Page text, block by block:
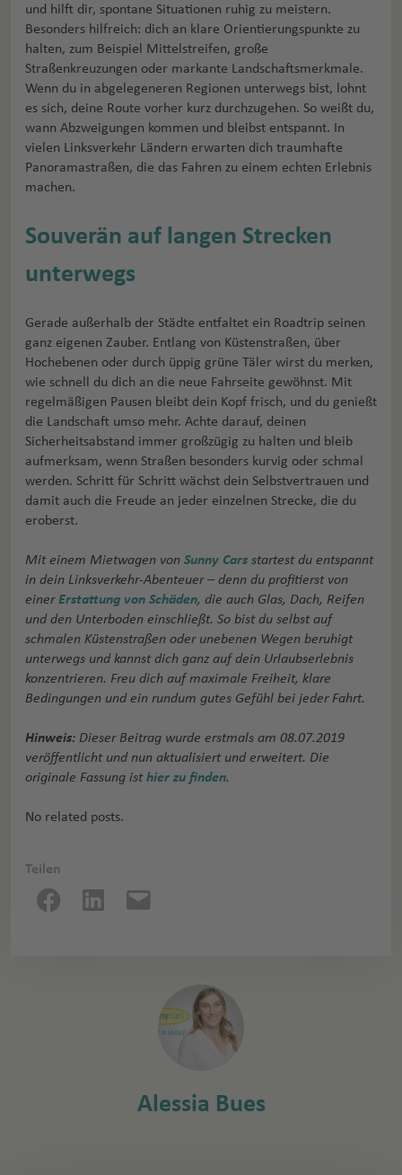
und hilft dir, spontane Situationen ruhig zu meistern.
Besonders hilfreich: dich an klare Orientierungspunkte zu
halten, zum Beispiel Mittelstreifen, große
Straßenkreuzungen oder markante Landschaftsmerkmale.
Wenn du in abgelegeneren Regionen unterwegs bist, lohnt
es sich, deine Route vorher kurz durchzugehen. So weißt du,
wann Abzweigungen kommen und bleibst entspannt. In
vielen Linksverkehr Ländern erwarten dich traumhafte
Panoramastraßen, die das Fahren zu einem echten Erlebnis
machen.
Souverän auf langen Strecken
unterwegs
Gerade außerhalb der Städte entfaltet ein Roadtrip seinen
ganz eigenen Zauber. Entlang von Küstenstraßen, über
Hochebenen oder durch üppig grüne Täler wirst du merken,
wie schnell du dich an die neue Fahrseite gewöhnst. Mit
regelmäßigen Pausen bleibt dein Kopf frisch, und du genießt
die Landschaft umso mehr. Achte darauf, deinen
Sicherheitsabstand immer großzügig zu halten und bleib
aufmerksam, wenn Straßen besonders kurvig oder schmal
werden. Schritt für Schritt wächst dein Selbstvertrauen und
damit auch die Freude an jeder einzelnen Strecke, die du
eroberst.
Mit einem Mietwagen von Sunny Cars startest du entspannt
in dein Linksverkehr-Abenteuer – denn du profitierst von
einerErstattung von Schäden, die auch Glas, Dach, Reifen
und den Unterboden einschließt. So bist du selbst auf
schmalen Küstenstraßen oder unebenen Wegen beruhigt
unterwegs und kannst dich ganz auf dein Urlaubserlebnis
konzentrieren. Freu dich auf maximale Freiheit, klare
Bedingungen und ein rundum gutes Gefühl bei jeder Fahrt.
Hinweis: Dieser Beitrag wurde erstmals am 08.07.2019
veröffentlicht und nun aktualisiert und erweitert. Die
originale Fassung isthier zu finden.
No related posts.
Teilen
Alessia Bues